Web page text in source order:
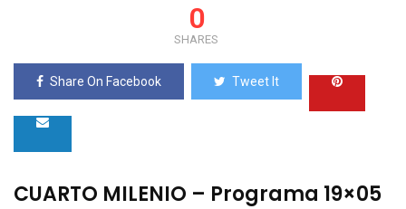
0
SHARES
Share On Facebook Tweet It
CUARTO MILENIO – Programa 19×05